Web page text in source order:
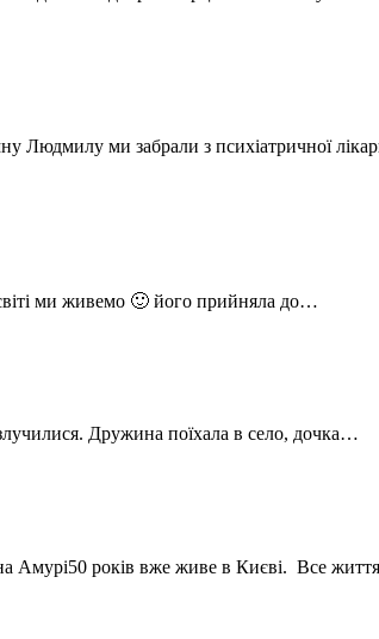
Людмилу ми забрали з психіатричної
ми живемо 🙂 його прийняла до…
Дружина поїхала в село, дочка…
Амурі50 років вже живе в Києві. Все